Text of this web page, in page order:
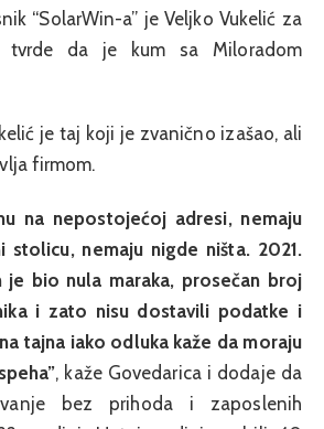
“SolarWin-a” je Veljko Vukelić za
tvrde da je kum sa Miloradom
je taj koji je zvanično izašao, ali
firmom.
na nepostojećoj adresi, nemaju
stolicu, nemaju nigde ništa. 2021.
je bio nula maraka, prosečan broj
i zato nisu dostavili podatke i
tajna iako odluka kaže da moraju
, kaže Govedarica i dodaje da
bez prihoda i zaposlenih